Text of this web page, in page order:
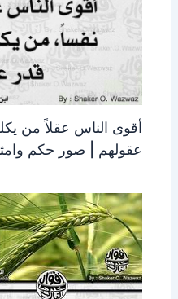
أقوى الناس عقلاً من
عقولهم | صور حكم